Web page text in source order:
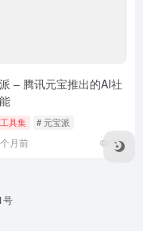
– 腾讯元宝推出的AI社
具集 # 元宝派
月前 134
号